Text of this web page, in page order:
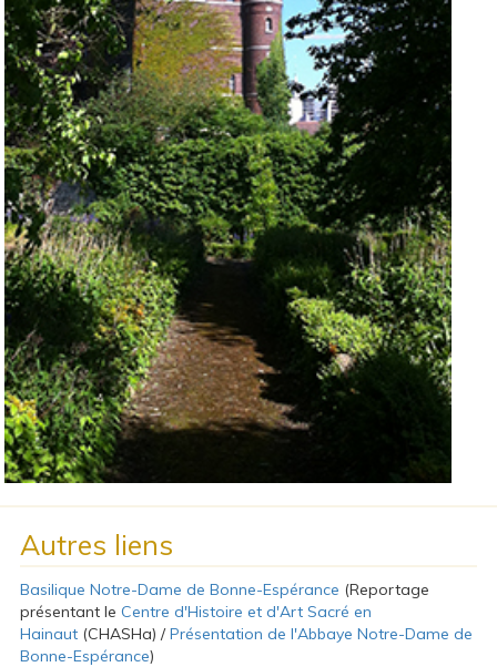
Autres liens
Basilique Notre-Dame de Bonne-Espérance (Reportage
présentant le Centre d'Histoire et d'Art Sacré en
Hainaut (CHASHa) /Présentation de l'Abbaye Notre-Dame de
Bonne-Espérance)